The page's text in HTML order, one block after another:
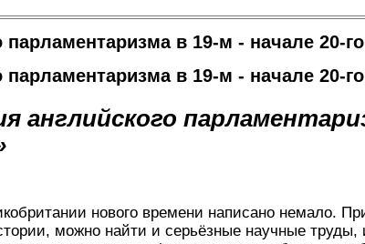
в 19-м - начале 20-
в 19-м - начале 20-
английского
нового времени написано немало.
можно найти и серьёзные научные труды,